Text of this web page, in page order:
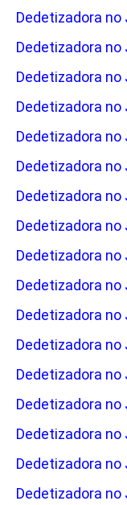
Dedetizadora
Dedetizadora
Dedetizadora
Dedetizadora
Dedetizadora
Dedetizadora no
Dedetizadora no
Dedetizadora no
Dedetizadora no
Dedetizadora no
Dedetizadora no
Dedetizadora no
Dedetizadora
Dedetizadora no
Dedetizadora no
Dedetizadora no
Dedetizadora no